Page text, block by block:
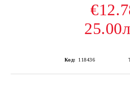
Код: 118436